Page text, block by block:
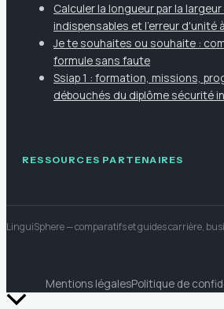
Calculer la longueur par la
indispensables et l'erreur d'unité
Je te souhaites ou souhaite :
formule sans faute
Ssiap 1 : formation, missions,
débouchés du diplôme sécurité
RESSOURCES PARTENAIRES
LinguiSphere— comparatifs et guides carrière,
Mentions légalesPolitique de